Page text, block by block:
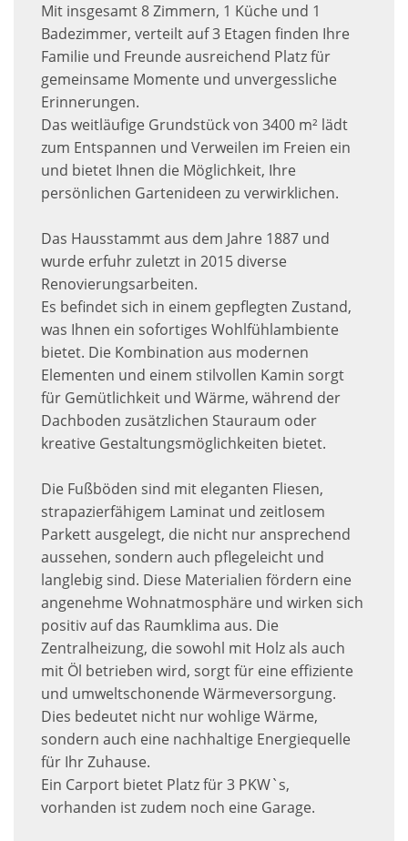
Mit insgesamt 8 Zimmern, 1 Küche und 1
Badezimmer, verteilt auf 3 Etagen finden Ihre
Familie und Freunde ausreichend Platz für
gemeinsame Momente und unvergessliche
Erinnerungen.
Das weitläufige Grundstück von 3400 m² lädt
zum Entspannen und Verweilen im Freien ein
und bietet Ihnen die Möglichkeit, Ihre
persönlichen Gartenideen zu verwirklichen.
Das Hausstammt aus dem Jahre 1887 und
wurde erfuhr zuletzt in 2015 diverse
Renovierungsarbeiten.
Es befindet sich in einem gepflegten Zustand,
was Ihnen ein sofortiges Wohlfühlambiente
bietet. Die Kombination aus modernen
Elementen und einem stilvollen Kamin sorgt
für Gemütlichkeit und Wärme, während der
Dachboden zusätzlichen Stauraum oder
kreative Gestaltungsmöglichkeiten bietet.
Die Fußböden sind mit eleganten Fliesen,
strapazierfähigem Laminat und zeitlosem
Parkett ausgelegt, die nicht nur ansprechend
aussehen, sondern auch pflegeleicht und
langlebig sind. Diese Materialien fördern eine
angenehme Wohnatmosphäre und wirken sich
positiv auf das Raumklima aus. Die
Zentralheizung, die sowohl mit Holz als auch
mit Öl betrieben wird, sorgt für eine effiziente
und umweltschonende Wärmeversorgung.
Dies bedeutet nicht nur wohlige Wärme,
sondern auch eine nachhaltige Energiequelle
für Ihr Zuhause.
Ein Carport bietet Platz für 3 PKW`s,
vorhanden ist zudem noch eine Garage.